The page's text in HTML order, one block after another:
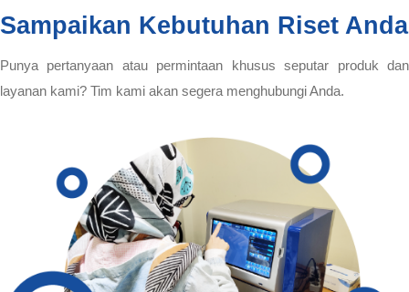
Sampaikan Kebutuhan Riset Anda
Punya pertanyaan atau permintaan khusus seputar produk dan
layanan kami? Tim kami akan segera menghubungi Anda.